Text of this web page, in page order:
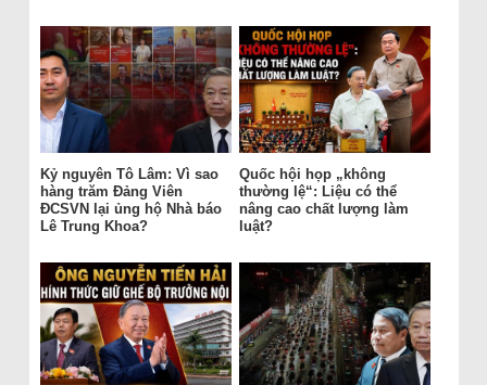
Kỷ nguyên Tô Lâm: Vì sao
hàng trăm Đảng Viên
ĐCSVN lại ủng hộ Nhà báo
Lê Trung Khoa?
Quốc hội họp „không
thường lệ“: Liệu có thể
nâng cao chất lượng làm
luật?